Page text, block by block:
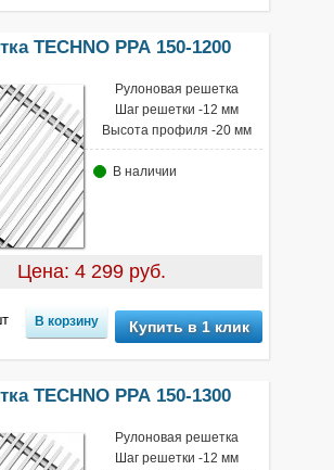
TECHNO РРА 150-1200
Рулоновая решетка
Шаг решетки -12 мм
Высота профиля -20 мм
В наличии
Цена: 4 299 руб.
Купить в 1 клик
TECHNO РРА 150-1300
Рулоновая решетка
Шаг решетки -12 мм